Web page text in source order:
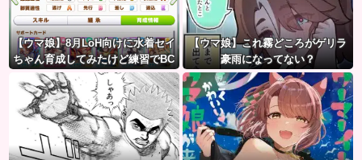
【ウマ娘】8月LoH向けに水着セイ
ちゃん育成してみたけど練習でBC
産アイちゃんのおやつになって
る。
【ウマ娘】これ霧どころがゲリラ
豪雨になってない？